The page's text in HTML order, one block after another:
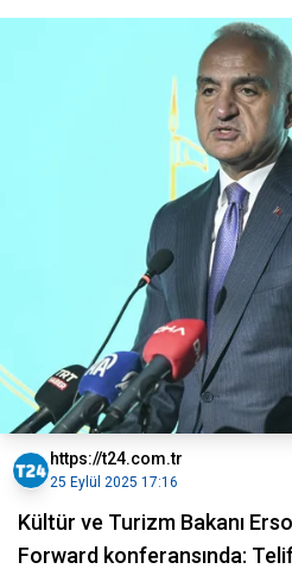
https://t24.com.tr
25 Eylül 2025 17:16
Kültür ve Turizm Bakanı
Forward konferansında: